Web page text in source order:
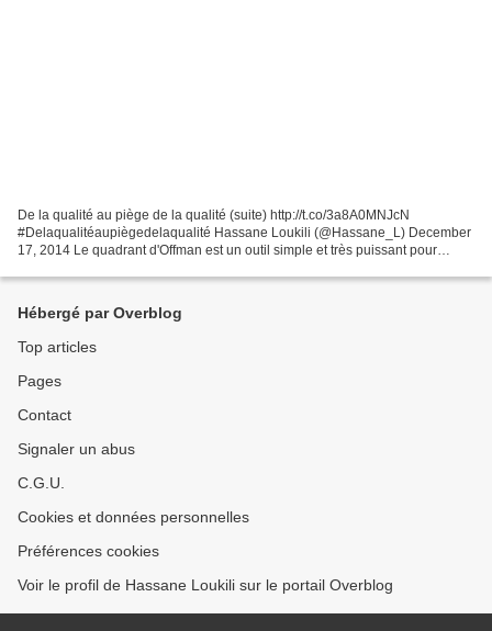
De la qualité au piège de la qualité (suite) http://t.co/3a8A0MNJcN
#Delaqualitéaupiègedelaqualité Hassane Loukili (@Hassane_L) December
17, 2014 Le quadrant d'Offman est un outil simple et très puissant pour
Hébergé par Overblog
Top articles
Pages
Contact
Signaler un abus
C.G.U.
Cookies et données personnelles
Préférences cookies
Voir le profil de Hassane Loukili sur le portail Overblog